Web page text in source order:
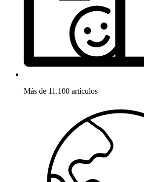
Más de 11.100 artículos